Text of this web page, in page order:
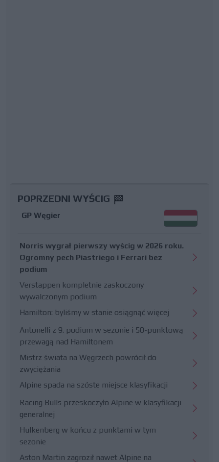
POPRZEDNI WYŚCIG
GP Węgier
Norris wygrał pierwszy wyścig w 2026 roku.
Ogromny pech Piastriego i Ferrari bez
podium
Verstappen kompletnie zaskoczony
wywalczonym podium
Hamilton: byliśmy w stanie osiągnąć więcej
Antonelli z 9. podium w sezonie i 50-punktową
przewagą nad Hamiltonem
Mistrz świata na Węgrzech powrócił do
zwyciężania
Alpine spada na szóste miejsce klasyfikacji
Racing Bulls przeskoczyło Alpine w klasyfikacji
generalnej
Hulkenberg w końcu z punktami w tym
sezonie
Aston Martin zagroził nawet Alpine na